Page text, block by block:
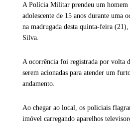
A Polícia Militar prendeu um homem
adolescente de 15 anos durante uma
na madrugada desta quinta-feira (21),
Silva
A ocorrência foi registrada por volta
serem acionadas para atender um
andamento.
Ao chegar ao local, os policiais
imóvel carregando aparelhos